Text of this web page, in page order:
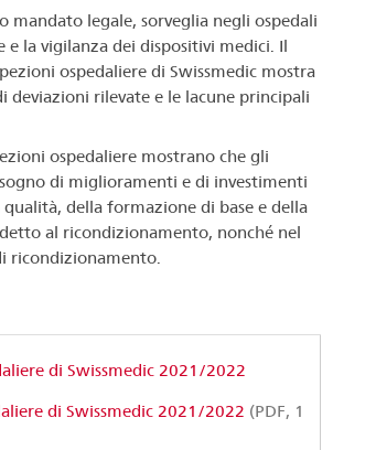
legale, sorveglia negli ospedali
la vigilanza dei dispositivi medici. Il
ospedaliere di Swissmedic mostra
deviazioni rilevate e le lacune principali
ospedaliere mostrano che gli
di miglioramenti e di investimenti
della formazione di base e della
al ricondizionamento, nonché nel
ricondizionamento.
di Swissmedic 2021/2022
di Swissmedic 2021/2022 (PDF, 1